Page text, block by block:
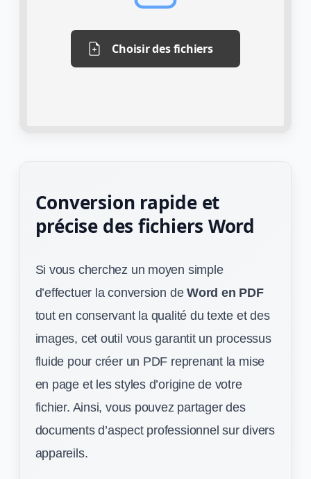
Choisir des fichiers
Conversion rapide et
précise des fichiers Word
Si vous cherchez un moyen simple
d’effectuer la conversion deWord en PDF
tout en conservant la qualité du texte et des
images, cet outil vous garantit un processus
fluide pour créer un PDF reprenant la mise
en page et les styles d’origine de votre
fichier. Ainsi, vous pouvez partager des
documents d’aspect professionnel sur divers
appareils.